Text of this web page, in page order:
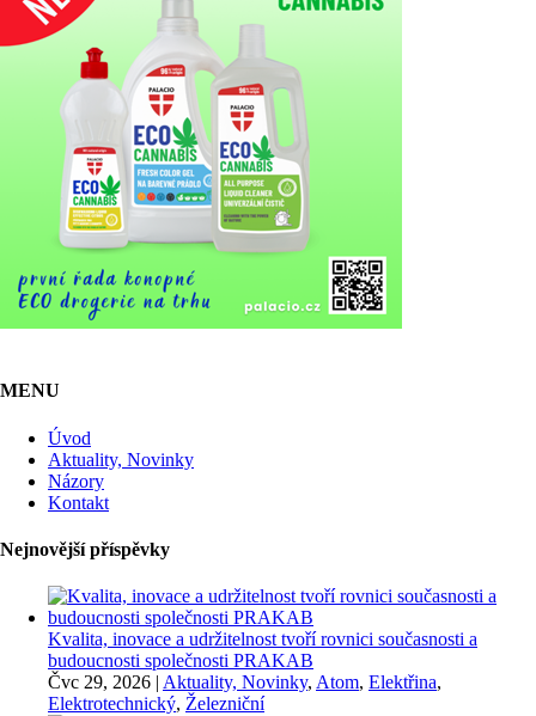
MENU
Úvod
Aktuality, Novinky
Názory
Kontakt
Nejnovější příspěvky
Kvalita, inovace a udržitelnost tvoří rovnici současnosti a
budoucnosti společnosti PRAKAB
Čvc 29, 2026 | Aktuality, Novinky, Atom, Elektřina,
Elektrotechnický, Železniční